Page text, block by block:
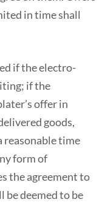
in time shall
if the electro-
if the
offer in
goods,
reasonable time
form of
the agreement to
be deemed to be